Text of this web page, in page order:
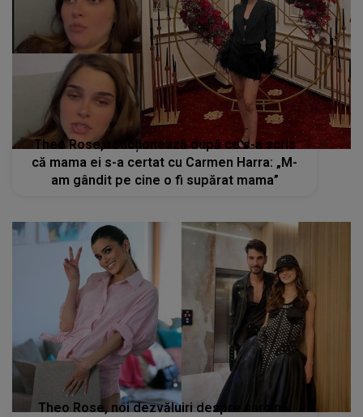
Theo Rose, reacționează după ce s-a scris
că mama ei s-a certat cu Carmen Harra: „M-
am gândit pe cine o fi supărat mama”
Theo Rose, noi dezvăluiri despre sarcină.